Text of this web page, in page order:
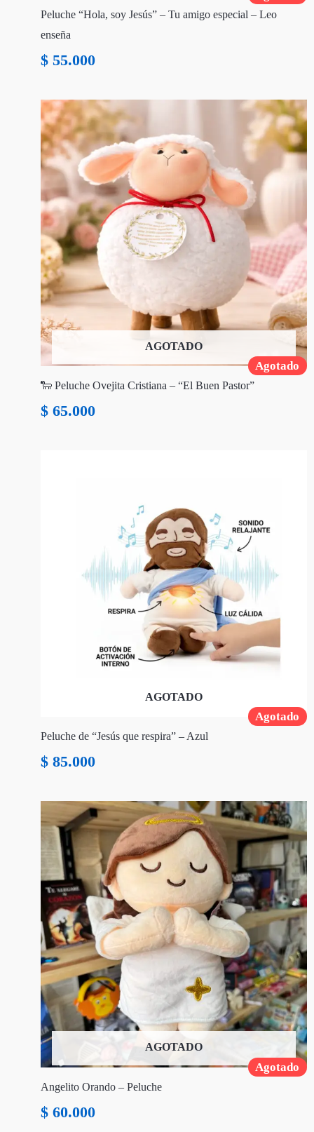
Peluche “Hola, soy Jesús” – Tu amigo especial – Leo
enseña
$ 55.000
Agotado
AGOTADO
🐑 Peluche Ovejita Cristiana – “El Buen Pastor”
$ 65.000
Agotado
AGOTADO
Peluche de “Jesús que respira” – Azul
$ 85.000
Agotado
AGOTADO
Angelito Orando – Peluche
$ 60.000